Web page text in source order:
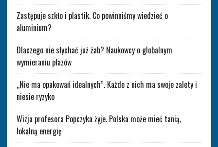
Zastępuje szkło i plastik. Co powinniśmy wiedzieć o
aluminium?
Dlaczego nie słychać już żab? Naukowcy o globalnym
wymieraniu płazów
„Nie ma opakowań idealnych”. Każde z nich ma swoje zalety i
niesie ryzyko
Wizja profesora Popczyka żyje. Polska może mieć tanią,
lokalną energię